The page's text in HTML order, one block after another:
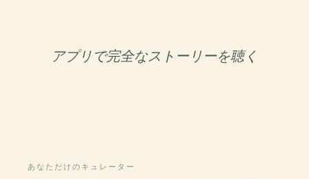
アプリで完全なストーリーを聴く
あなただけのキュレーター